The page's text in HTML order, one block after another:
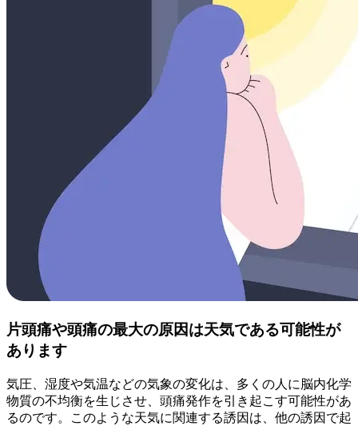
片頭痛や頭痛の最大の原因は天気である可能性が
あります
気圧、湿度や気温などの気象の変化は、多くの人に脳内化学
物質の不均衡を生じさせ、頭痛発作を引き起こす可能性があ
るのです。このような天気に関連する誘因は、他の誘因で起